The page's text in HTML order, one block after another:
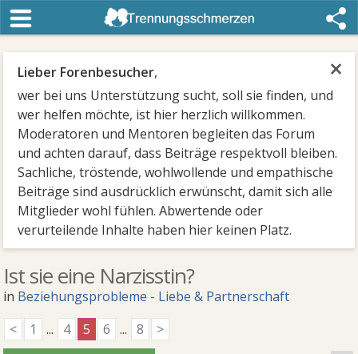
×
Lieber Forenbesucher,
wer bei uns Unterstützung sucht, soll sie finden, und
wer helfen möchte, ist hier herzlich willkommen.
Moderatoren und Mentoren begleiten das Forum
und achten darauf, dass Beiträge respektvoll bleiben.
Sachliche, tröstende, wohlwollende und empathische
Beiträge sind ausdrücklich erwünscht, damit sich alle
Mitglieder wohl fühlen. Abwertende oder
verurteilende Inhalte haben hier keinen Platz.
Ist sie eine Narzisstin?
in Beziehungsprobleme - Liebe & Partnerschaft
<
1 ... 4 5 6 ... 8 >